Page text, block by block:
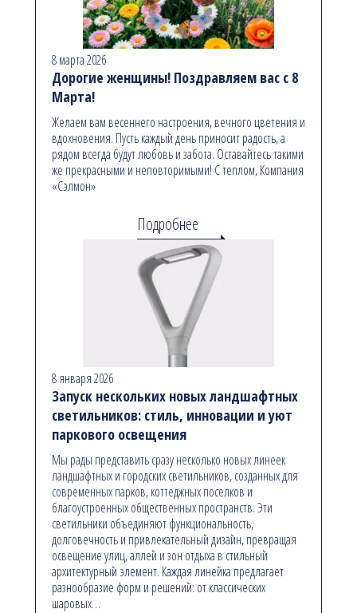
8 марта 2026
Дорогие женщины! Поздравляем вас с 8
Марта!
Желаем вам весеннего настроения, вечного цветения и
вдохновения. Пусть каждый день приносит радость, а
рядом всегда будут любовь и забота. Оставайтесь такими
же прекрасными и неповторимыми! С теплом, Компания
«Сэлмон»
Подробнее
8 января 2026
Запуск нескольких новых ландшафтных
светильников: стиль, инновации и уют
паркового освещения
Мы рады представить сразу несколько новых линеек
ландшафтных и городских светильников, созданных для
современных парков, коттеджных поселков и
благоустроенных общественных пространств. Эти
светильники объединяют функциональность,
долговечность и привлекательный дизайн, превращая
освещение улиц, аллей и зон отдыха в стильный
архитектурный элемент. Каждая линейка предлагает
разнообразие форм и решений: от классических
шаровых…